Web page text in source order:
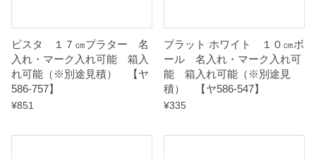
ビスタ １７㎝プラター 名
入れ・マーク入れ可能 箱入
れ可能（※別途見積） 【ヤ
586-757】
¥851
プラット ホワイト １０㎝ボ
ール 名入れ・マーク入れ可
能 箱入れ可能（※別途見
積） 【ヤ586-547】
¥335